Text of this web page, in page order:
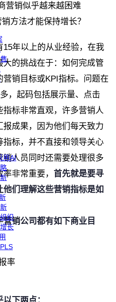
用AI
织
长
营销似乎越来越困难
方法才能保持增长？
年以上的从业经验，在我
的挑战在于：如何完成管
销目标或KPI指标。问题在
，起码包括展示量、点击
标非常直观，许多营销人
成果，因为他们每天致力
标，并不直接和领导关心
销人员同时还需要处理很多
非常重要， 首先就是要寻
们理解这些营销指标是如
销公司都有如下商业目
率
下两点：